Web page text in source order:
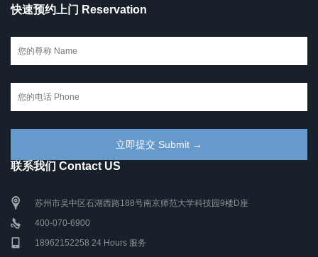
快速预约上门 Reservation
联系我们 Contact US
苏州市吴中区石湖西路188号南京师范大学科技园9楼D座
400-070-6900
18962152258 24 Hours 服务